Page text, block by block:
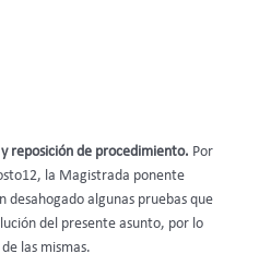
reposición de procedimiento. Por
la Magistrada ponente
desahogado algunas pruebas que
del presente asunto, por lo
las mismas.